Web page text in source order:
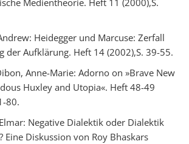
Medientheorie. Heft 11 (2000),S.
Heidegger und Marcuse: Zerfall
der Aufklärung. Heft 14 (2002),S. 39-55.
Anne-Marie: Adorno on »Brave New
Huxley and Utopia«. Heft 48-49
80.
Negative Dialektik oder Dialektik
Eine Diskussion von Roy Bhaskars